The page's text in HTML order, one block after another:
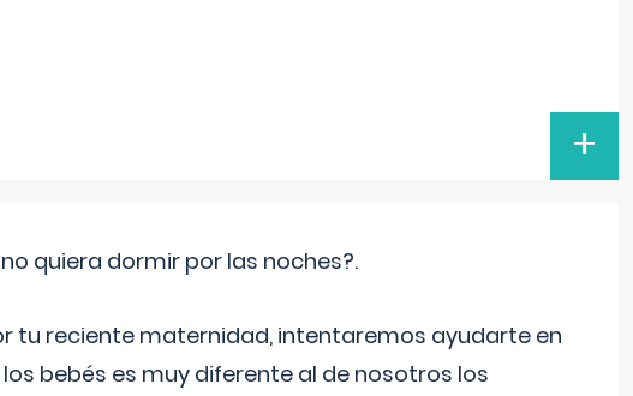
+
quiera dormir por las noches?.
tu reciente maternidad, intentaremos ayudarte en
bebés es muy diferente al de nosotros los